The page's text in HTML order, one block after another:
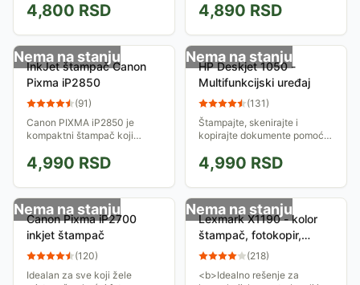
jedinstvenom FINE
tehnologijom kompanije
Canon – visokokvalitetne
slike i...
4,800 RSD
kancelarije...
4,890 RSD
Nema na stanju
InkJet štampač Canon
Pixma iP2850
(91)
Canon PIXMA iP2850 je
kompaktni štampač koji
štampanje visokog kvaliteta
zahvaljujući tehnologiji FINE
kompanije Canon. USB...
4,990 RSD
Nema na stanju
HP Deskjet 1050 -
Multifunkcijski uređaj
(131)
Štampajte, skenirajte i
kopirajte dokumente pomoću
modela iz serije
multifunkcijskih uređaja!
4,990 RSD
Nema na stanju
Canon Pixma iP2700
inkjet štampač
(120)
Idealan za sve koji žele
Nema na stanju
Lexmark X1190 - kolor
štampač, fotokopir,
skener
(218)
<b>Idealno rešenje za